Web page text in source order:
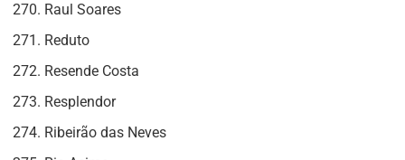
Raul Soares
Reduto
Resende Costa
Resplendor
Ribeirão das Neves